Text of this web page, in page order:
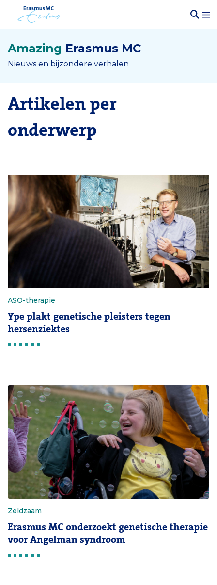
Amazing Erasmus MC
Nieuws en bijzondere verhalen
Artikelen per
onderwerp
ASO-therapie
Ype plakt genetische pleisters tegen
hersenziektes
Zeldzaam
Erasmus MC onderzoekt genetische therapie
voor Angelman syndroom